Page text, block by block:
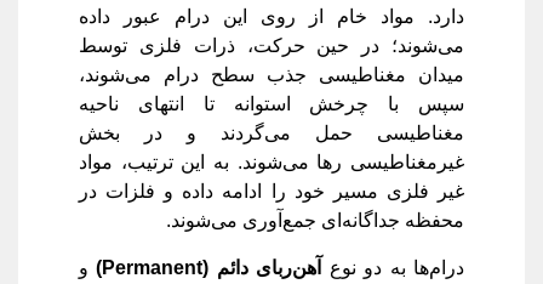
دارد. مواد خام از روی این درام عبور داده
می‌شوند؛ در حین حرکت، ذرات فلزی توسط
میدان مغناطیسی جذب سطح درام می‌شوند،
سپس با چرخش استوانه تا انتهای ناحیه
مغناطیسی حمل می‌گردند و در بخش
غیرمغناطیسی رها می‌شوند. به این ترتیب، مواد
غیر فلزی مسیر خود را ادامه داده و فلزات در
محفظه جداگانه‌ای جمع‌آوری می‌شوند.
درام‌ها به دو نوع آهن‌ربای دائم (Permanent)
و